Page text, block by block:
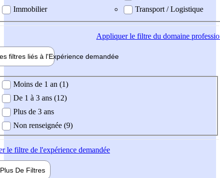
Immobilier
Transport / Logistique
Appliquerle filtre du domaine
filtres liés à l'Expérience demandée
demandée
Moins de 1 an (1)
De 1 à 3 ans (12)
Plus de 3 ans
Non renseignée (9)
le filtre de l'expérience demandée
Plus De Filtres